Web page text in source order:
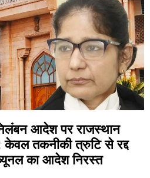
आदेश पर राजस्थान
केवल तकनीकी त्रुटि से रद्द
का आदेश निरस्त